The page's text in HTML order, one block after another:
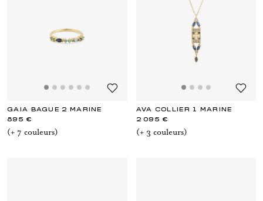
GAIA BAGUE 2 MARINE
895 €
(+ 7 couleurs)
AVA COLLIER 1 MARINE
2 095 €
(+ 3 couleurs)